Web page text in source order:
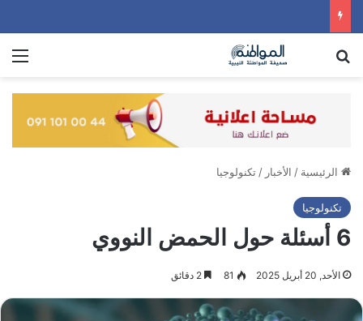
الرئيسية / الأخبار / تكنولوجيا
تكنولوجيا
6 أسئلة حول الحمض النووي
الأحد, 20 أبريل 2025 81